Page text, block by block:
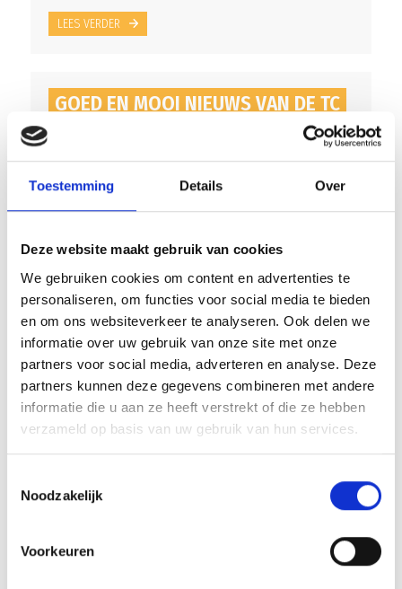
Toestemming Details Over
Deze website maakt gebruik van cookies
We gebruiken cookies om content en advertenties te
personaliseren, om functies voor social media te bieden
en om ons websiteverkeer te analyseren. Ook delen we
informatie over uw gebruik van onze site met onze
partners voor social media, adverteren en analyse. Deze
partners kunnen deze gegevens combineren met andere
informatie die u aan ze heeft verstrekt of die ze hebben
verzameld op basis van uw gebruik van hun services.
Noodzakelijk
Voorkeuren
LEES VERDER
GOED EN MOOI NIEUWS VAN DE TC
Clubnieuws
De technische commissie (BG Top) van
Blauwgeel’38/Jumbo heeft de samenwerking met drie
spelers verlengd richting het aankomende seizoen. Robin
PUPIL VAN DE WEEK: MANUEL
GEERLINGS
Geplaatst op 23 januari 2026 • 10:00 • Nieuws• Clubnieuws
MANUEL GEERLINGS PUPIL VAN DE WEEK Pupil van de Week bij
de thuiswedstrijd van Blauw Geel’38/JUMBO tegen SteDoCo
Geel’38/JUMBO JO10-5 Favoriete positie: Aanvaller...